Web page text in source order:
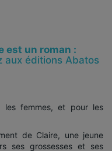
est un roman :
aux éditions Abatos
les femmes, et pour les
de Claire, une jeune
ses grossesses et ses